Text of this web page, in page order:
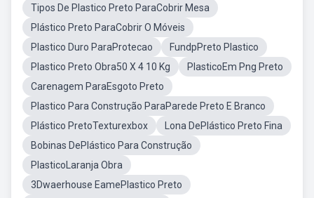
Tipos De Plastico Preto ParaCobrir Mesa
Plástico Preto ParaCobrir O Móveis
Plastico Duro ParaProtecao
FundpPreto Plastico
Plastico Preto Obra50 X 4 10 Kg
PlasticoEm Png Preto
Carenagem ParaEsgoto Preto
Plastico Para Construção ParaParede Preto E Branco
Plástico PretoTexturexbox
Lona DePlástico Preto Fina
Bobinas DePlástico Para Construção
PlasticoLaranja Obra
3Dwaerhouse EamePlastico Preto